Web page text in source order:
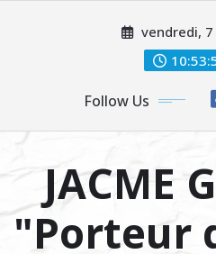
vendredi,
Follow Us
JACME
"Porteur